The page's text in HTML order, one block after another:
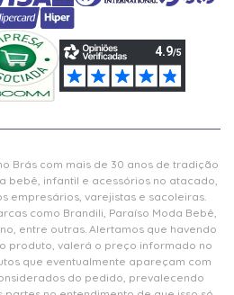
Brás com mais de 30 anos de tradição
bebê, infantil e acessórios no atacado,
empresários, varejistas e sacoleiras.
como Brandili, Paraíso Moda Bebê,
entre outras. Alertamos que havendo
produto, valerá o preço informado no
que eventualmente apareçam com
do pedido, prevalecendo